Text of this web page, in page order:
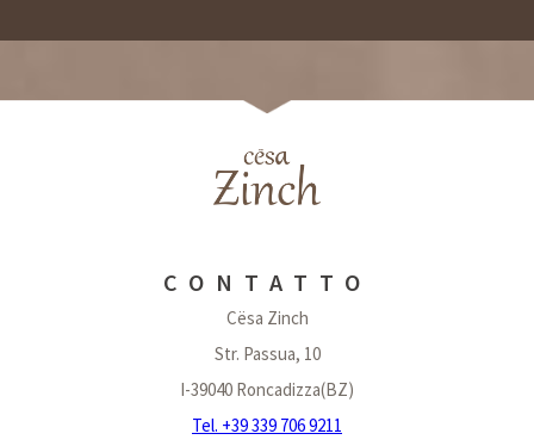
CONTATTO
Cësa Zinch
Str. Passua, 10
I-39040 Roncadizza(BZ)
Tel. +39 339 706 9211